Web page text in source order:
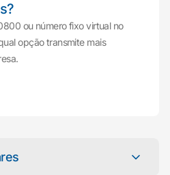
ou número fixo virtual no
opção transmite mais